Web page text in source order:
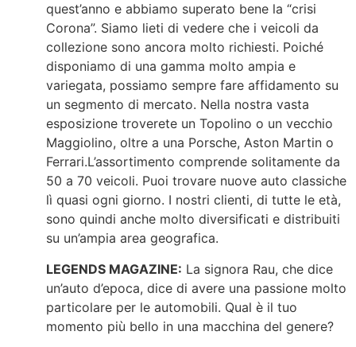
quest’anno e abbiamo superato bene la “crisi
Corona”. Siamo lieti di vedere che i veicoli da
collezione sono ancora molto richiesti. Poiché
disponiamo di una gamma molto ampia e
variegata, possiamo sempre fare affidamento su
un segmento di mercato. Nella nostra vasta
esposizione troverete un Topolino o un vecchio
Maggiolino, oltre a una Porsche, Aston Martin o
Ferrari.L’assortimento comprende solitamente da
50 a 70 veicoli. Puoi trovare nuove auto classiche
lì quasi ogni giorno. I nostri clienti, di tutte le età,
sono quindi anche molto diversificati e distribuiti
su un’ampia area geografica.
LEGENDS MAGAZINE: La signora Rau, che dice
un’auto d’epoca, dice di avere una passione molto
particolare per le automobili. Qual è il tuo
momento più bello in una macchina del genere?